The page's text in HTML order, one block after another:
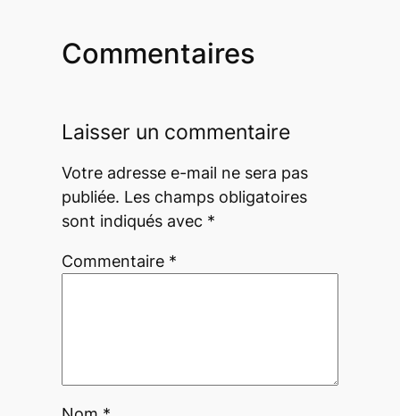
Commentaires
Laisser un commentaire
Votre adresse e-mail ne sera pas
publiée. Les champs obligatoires
sont indiqués avec *
Commentaire *